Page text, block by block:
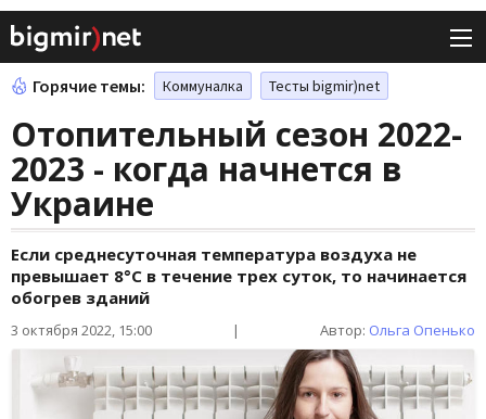
Горячие темы: Коммуналка Тесты bigmir)net
Отопительный сезон 2022-
2023 - когда начнется в
Украине
Если среднесуточная температура воздуха не
превышает 8°С в течение трех суток, то начинается
обогрев зданий
3 октября 2022, 15:00 | Автор: Ольга Опенько